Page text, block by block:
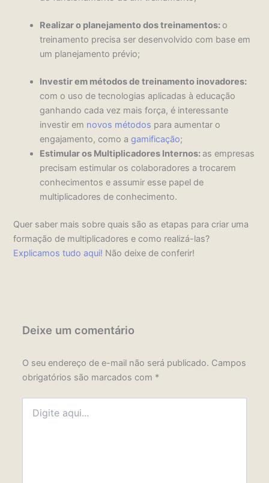
Realizar o planejamento dos treinamentos: o
treinamento precisa ser desenvolvido com base em
um planejamento prévio;
Investir em métodos de treinamento inovadores:
com o uso de tecnologias aplicadas à educação
ganhando cada vez mais força, é interessante
investir em novos métodos para aumentar o
engajamento, como agamificação;
Estimular os Multiplicadores Internos: as empresas
precisam estimular os colaboradores a trocarem
conhecimentos e assumir esse papel de
multiplicadores de conhecimento.
Quer saber mais sobre quais são as etapas para criar uma
formação de multiplicadores e como realizá-las?
Explicamos tudo aqui! Não deixe de conferir!
Deixe um comentário
O seu endereço de e-mail não será publicado. Campos
obrigatórios são marcados com *
aqui...